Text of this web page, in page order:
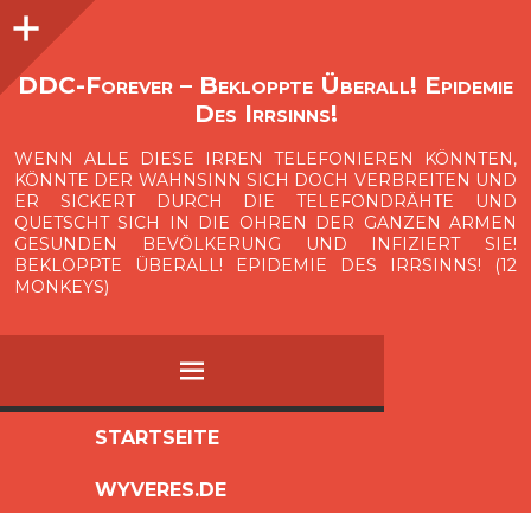
O
p
e
n
i
d
e
b
a
DDC-Forever – Bekloppte Überall! Epidemie
Des Irrsinns!
WENN ALLE DIESE IRREN TELEFONIEREN KÖNNTEN,
KÖNNTE DER WAHNSINN SICH DOCH VERBREITEN UND
ER SICKERT DURCH DIE TELEFONDRÄHTE UND
QUETSCHT SICH IN DIE OHREN DER GANZEN ARMEN
GESUNDEN BEVÖLKERUNG UND INFIZIERT SIE!
BEKLOPPTE ÜBERALL! EPIDEMIE DES IRRSINNS! (12
MONKEYS)
MENÜ
SPRINGEN
STARTSEITE
WYVERES.DE
Seitenleiste